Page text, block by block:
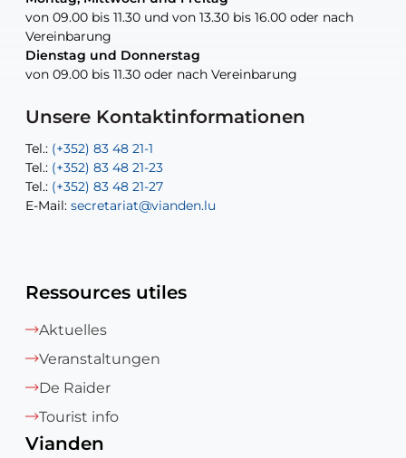
von 09.00 bis 11.30 und von 13.30 bis 16.00 oder nach
Vereinbarung
Dienstag und Donnerstag
von 09.00 bis 11.30 oder nach Vereinbarung
Unsere Kontaktinformationen
Tel.: (+352) 83 48 21-1
Tel.: (+352) 83 48 21-23
Tel.: (+352) 83 48 21-27
E-Mail: secretariat@vianden.lu
von 09.00 bis 11.30 und von 13.30 bis 16.00 oder nach
Vereinbarung
Dienstag und Donnerstag
von 09.00 bis 11.30 oder nach Vereinbarung
Tel.: (+352) 83 48 21-20
Tel.: (+352) 83 48 21-22
E-Mail:sofia.carvalho@vianden.lu
E-Mail: diane.storn@vianden.lu
Tel.: (+352) 83 48 21-24
E-Mail: aisha.abdullah@vianden.lu
E-Mail:jos.cormemans@vianden.lu
Tel.: (+352) 83 48 21-51
E-Mail:atelier@vianden.lu
Ressources utiles
Aktuelles
Veranstaltungen
De Raider
Tourist info
Vianden